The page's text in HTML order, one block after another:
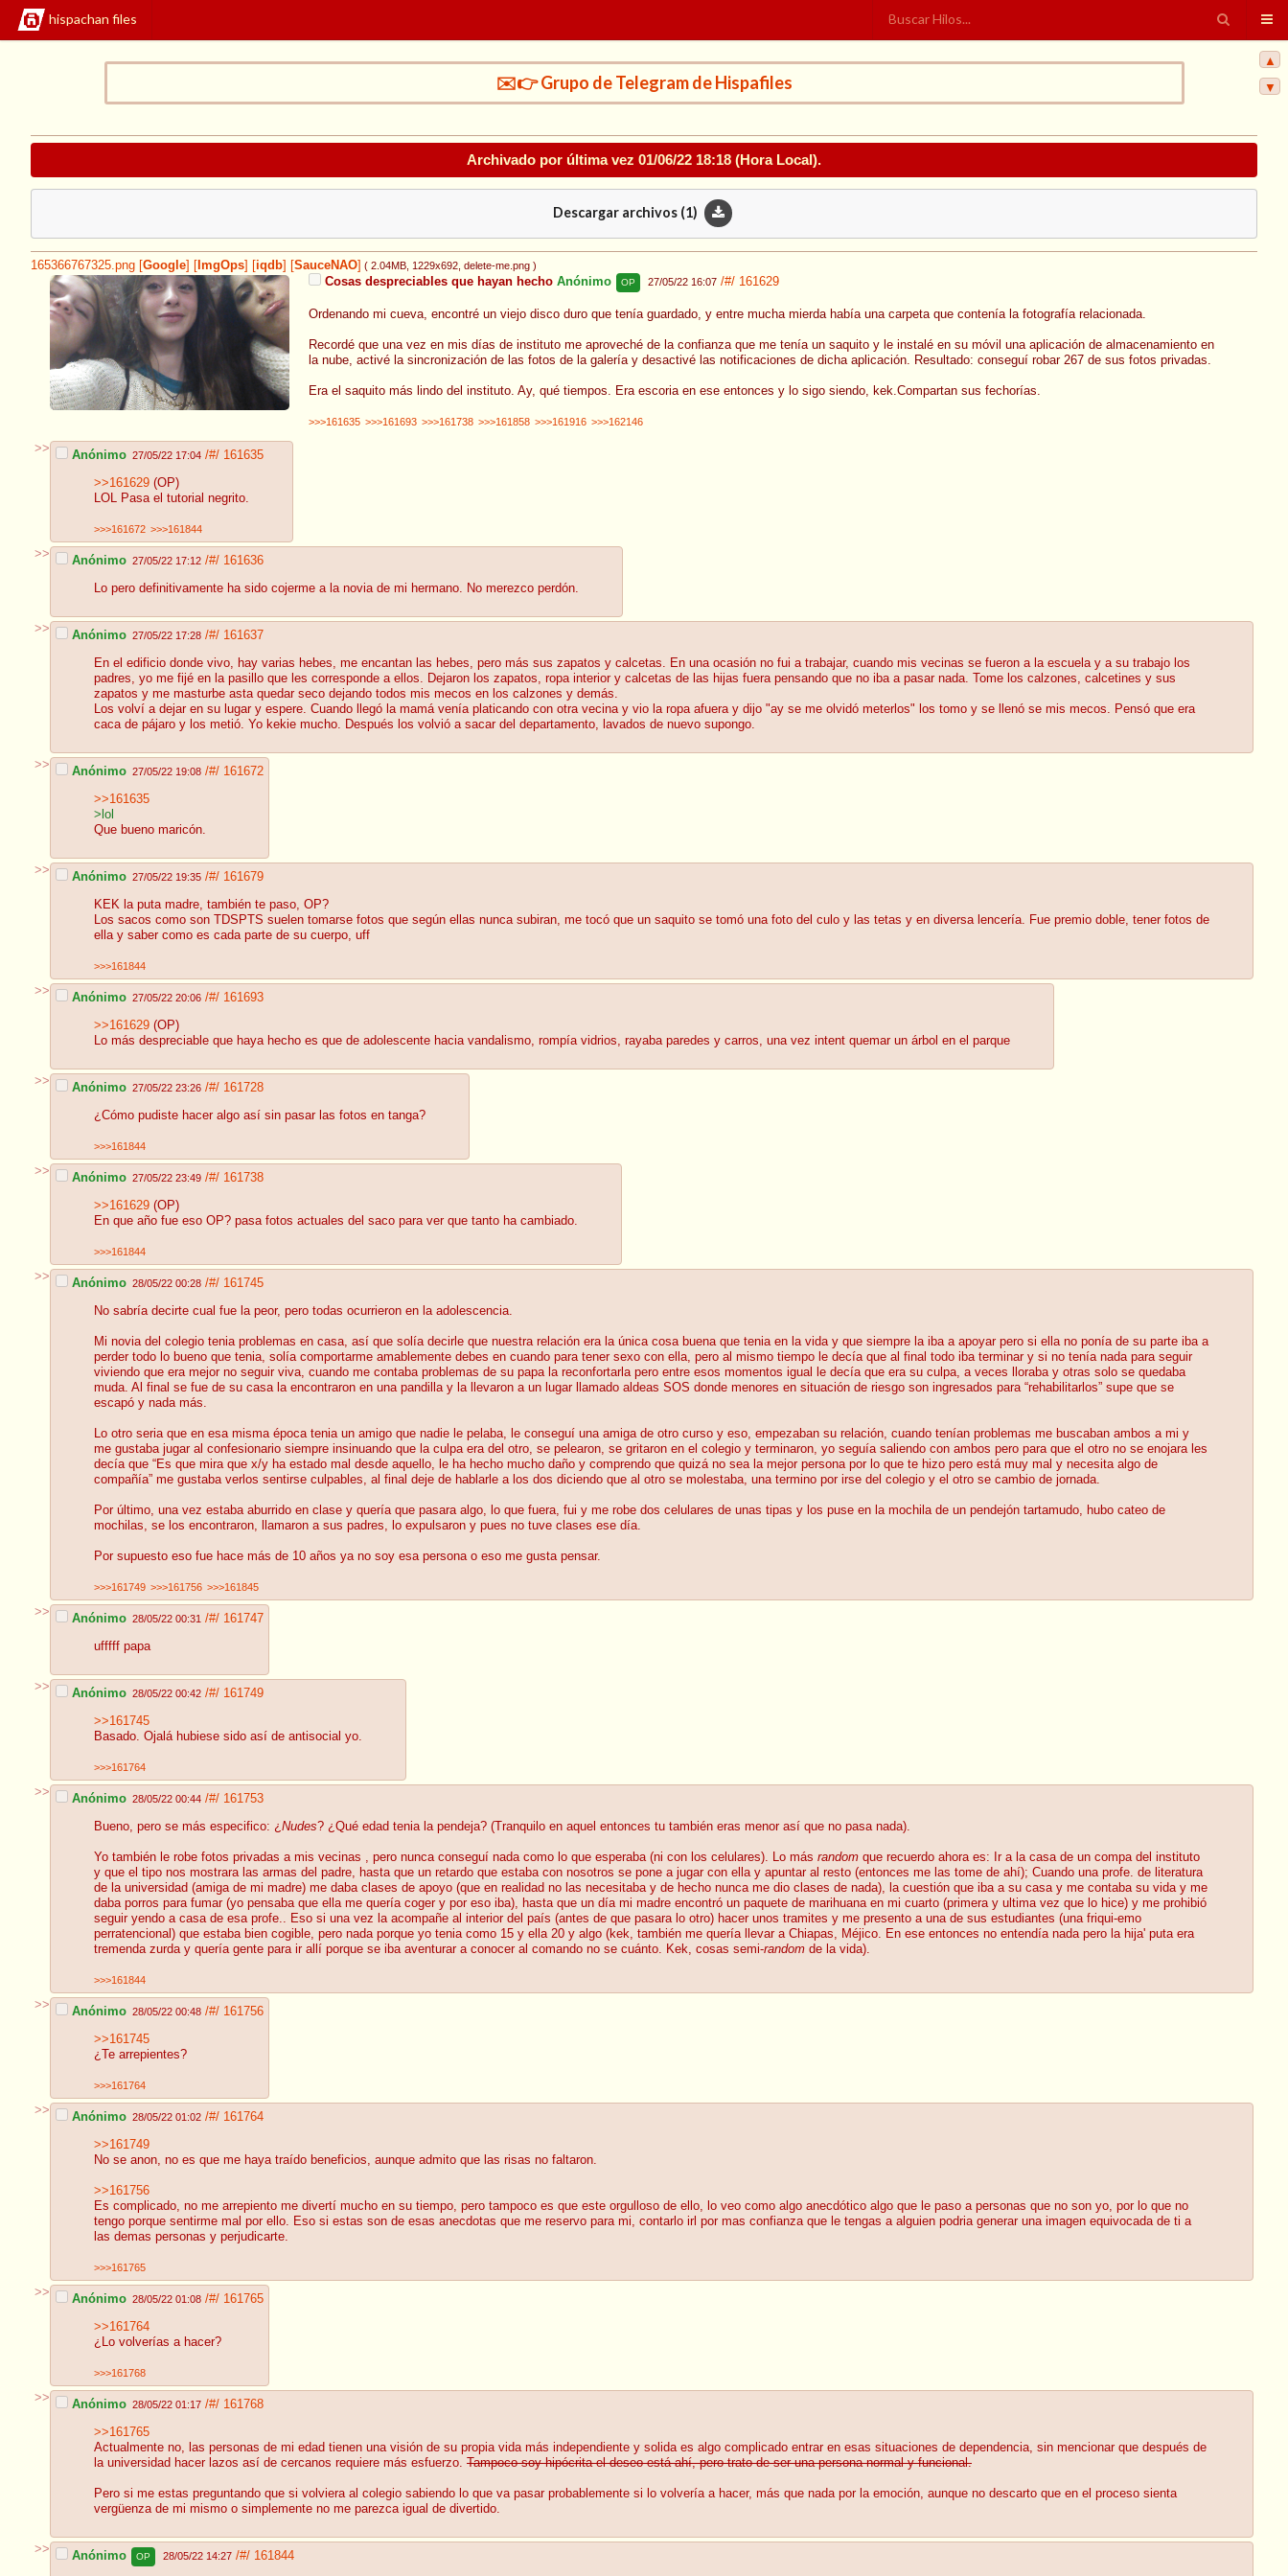
hispachan files
✉️👉 Grupo de Telegram de Hispafiles
Archivado por última vez 01/06/22 18:18 (Hora Local).
Descargar archivos (1)
165366767325.png Google ImgOps iqdb SauceNAO ( 2.04MB , 1229x692 , delete-me.png )
Cosas despreciables que hayan hecho Anónimo OP 27/05/22 16:07 /#/ 161629
Ordenando mi cueva, encontré un viejo disco duro que tenía guardado, y entre mucha mierda había una carpeta que contenía la fotografía relacionada.
Recordé que una vez en mis días de instituto me aproveché de la confianza que me tenía un saquito y le instalé en su móvil una aplicación de almacenamiento en
la nube, activé la sincronización de las fotos de la galería y desactivé las notificaciones de dicha aplicación. Resultado: conseguí robar 267 de sus fotos privadas.
Era el saquito más lindo del instituto. Ay, qué tiempos. Era escoria en ese entonces y lo sigo siendo, kek.Compartan sus fechorías.
>>>161635 >>>161693 >>>161738 >>>161858 >>>161916 >>>162146
>> Anónimo 27/05/22 17:04 /#/ 161635
>>161629 (OP)
LOL Pasa el tutorial negrito.
>>>161672 >>>161844
>> Anónimo 27/05/22 17:12 /#/ 161636
Lo pero definitivamente ha sido cojerme a la novia de mi hermano. No merezco perdón.
>> Anónimo 27/05/22 17:28 /#/ 161637
En el edificio donde vivo, hay varias hebes, me encantan las hebes, pero más sus zapatos y calcetas. En una ocasión no fui a trabajar, cuando mis vecinas se fueron a la escuela y a su trabajo los
padres, yo me fijé en la pasillo que les corresponde a ellos. Dejaron los zapatos, ropa interior y calcetas de las hijas fuera pensando que no iba a pasar nada. Tome los calzones, calcetines y sus
zapatos y me masturbe asta quedar seco dejando todos mis mecos en los calzones y demás.
Los volví a dejar en su lugar y espere. Cuando llegó la mamá venía platicando con otra vecina y vio la ropa afuera y dijo "ay se me olvidó meterlos" los tomo y se llenó se mis mecos. Pensó que era
caca de pájaro y los metió. Yo kekie mucho. Después los volvió a sacar del departamento, lavados de nuevo supongo.
>> Anónimo 27/05/22 19:08 /#/ 161672
>>161635
>lol
Que bueno maricón.
>> Anónimo 27/05/22 19:35 /#/ 161679
KEK la puta madre, también te paso, OP?
Los sacos como son TDSPTS suelen tomarse fotos que según ellas nunca subiran, me tocó que un saquito se tomó una foto del culo y las tetas y en diversa lencería. Fue premio doble, tener fotos de
ella y saber como es cada parte de su cuerpo, uff
>>>161844
>> Anónimo 27/05/22 20:06 /#/ 161693
>>161629 (OP)
Lo más despreciable que haya hecho es que de adolescente hacia vandalismo, rompía vidrios, rayaba paredes y carros, una vez intent quemar un árbol en el parque
>> Anónimo 27/05/22 23:26 /#/ 161728
¿Cómo pudiste hacer algo así sin pasar las fotos en tanga?
>>>161844
>> Anónimo 27/05/22 23:49 /#/ 161738
>>161629 (OP)
En que año fue eso OP? pasa fotos actuales del saco para ver que tanto ha cambiado.
>>>161844
>> Anónimo 28/05/22 00:28 /#/ 161745
No sabría decirte cual fue la peor, pero todas ocurrieron en la adolescencia.
Mi novia del colegio tenia problemas en casa, así que solía decirle que nuestra relación era la única cosa buena que tenia en la vida y que siempre la iba a apoyar pero si ella no ponía de su parte iba a
perder todo lo bueno que tenia, solía comportarme amablemente debes en cuando para tener sexo con ella, pero al mismo tiempo le decía que al final todo iba terminar y si no tenía nada para seguir
viviendo que era mejor no seguir viva, cuando me contaba problemas de su papa la reconfortarla pero entre esos momentos igual le decía que era su culpa, a veces lloraba y otras solo se quedaba
muda. Al final se fue de su casa la encontraron en una pandilla y la llevaron a un lugar llamado aldeas SOS donde menores en situación de riesgo son ingresados para “rehabilitarlos” supe que se
escapó y nada más.
Lo otro seria que en esa misma época tenia un amigo que nadie le pelaba, le conseguí una amiga de otro curso y eso, empezaban su relación, cuando tenían problemas me buscaban ambos a mi y
me gustaba jugar al confesionario siempre insinuando que la culpa era del otro, se pelearon, se gritaron en el colegio y terminaron, yo seguía saliendo con ambos pero para que el otro no se enojara les
decía que “Es que mira que x/y ha estado mal desde aquello, le ha hecho mucho daño y comprendo que quizá no sea la mejor persona por lo que te hizo pero está muy mal y necesita algo de
compañía” me gustaba verlos sentirse culpables, al final deje de hablarle a los dos diciendo que al otro se molestaba, una termino por irse del colegio y el otro se cambio de jornada.
Por último, una vez estaba aburrido en clase y quería que pasara algo, lo que fuera, fui y me robe dos celulares de unas tipas y los puse en la mochila de un pendejón tartamudo, hubo cateo de
mochilas, se los encontraron, llamaron a sus padres, lo expulsaron y pues no tuve clases ese día.
Por supuesto eso fue hace más de 10 años ya no soy esa persona o eso me gusta pensar.
>>>161749 >>>161756 >>>161845
>> Anónimo 28/05/22 00:31 /#/ 161747
ufffff papa
>> Anónimo 28/05/22 00:42 /#/ 161749
>>161745
Basado. Ojalá hubiese sido así de antisocial yo.
>>>161764
>> Anónimo 28/05/22 00:44 /#/ 161753
Bueno, pero se más especifico: ¿ Nudes? ¿Qué edad tenia la pendeja? (Tranquilo en aquel entonces tu también eras menor así que no pasa nada).
Yo también le robe fotos privadas a mis vecinas , pero nunca conseguí nada como lo que esperaba (ni con los celulares). Lo más random que recuerdo ahora es: Ir a la casa de un compa del instituto
y que el tipo nos mostrara las armas del padre, hasta que un retardo que estaba con nosotros se pone a jugar con ella y apuntar al resto (entonces me las tome de ahí); Cuando una profe. de literatura
de la universidad (amiga de mi madre) me daba clases de apoyo (que en realidad no las necesitaba y de hecho nunca me dio clases de nada), la cuestión que iba a su casa y me contaba su vida y me
daba porros para fumar (yo pensaba que ella me quería coger y por eso iba), hasta que un día mi madre encontró un paquete de marihuana en mi cuarto (primera y ultima vez que lo hice) y me prohibió
seguir yendo a casa de esa profe.. Eso si una vez la acompañe al interior del país (antes de que pasara lo otro) hacer unos tramites y me presento a una de sus estudiantes (una friqui-emo
perratencional) que estaba bien cogible, pero nada porque yo tenia como 15 y ella 20 y algo (kek, también me quería llevar a Chiapas, Méjico. En ese entonces no entendía nada pero la hija' puta era
tremenda zurda y quería gente para ir allí porque se iba aventurar a conocer al comando no se cuánto. Kek, cosas semi-random de la vida).
>>>161844
>> Anónimo 28/05/22 00:48 /#/ 161756
>>161745
¿Te arrepientes?
>>>161764
>> Anónimo 28/05/22 01:02 /#/ 161764
>>161749
No se anon, no es que me haya traído beneficios, aunque admito que las risas no faltaron.
>>161756
Es complicado, no me arrepiento me divertí mucho en su tiempo, pero tampoco es que este orgulloso de ello, lo veo como algo anecdótico algo que le paso a personas que no son yo, por lo que no
tengo porque sentirme mal por ello. Eso si estas son de esas anecdotas que me reservo para mi, contarlo irl por mas confianza que le tengas a alguien podria generar una imagen equivocada de ti a
las demas personas y perjudicarte.
>>>161765
>> Anónimo 28/05/22 01:08 /#/ 161765
>>161764
¿Lo volverías a hacer?
>>>161768
>> Anónimo 28/05/22 01:17 /#/ 161768
>>161765
Actualmente no, las personas de mi edad tienen una visión de su propia vida más independiente y solida es algo complicado entrar en esas situaciones de dependencia, sin mencionar que después de
la universidad hacer lazos así de cercanos requiere más esfuerzo. Tampoco soy hipócrita el deseo está ahí, pero trato de ser una persona normal y funcional.
Pero si me estas preguntando que si volviera al colegio sabiendo lo que va pasar probablemente si lo volvería a hacer, más que nada por la emoción, aunque no descarto que en el proceso sienta
vergüenza de mi mismo o simplemente no me parezca igual de divertido.
>> Anónimo OP 28/05/22 14:27 /#/ 161844
▲
▼